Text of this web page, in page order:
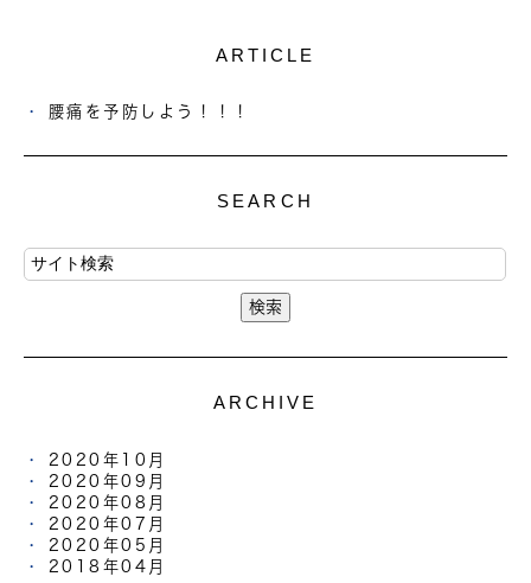
ARTICLE
腰痛を予防しよう！！！
SEARCH
ARCHIVE
2020年10月
2020年09月
2020年08月
2020年07月
2020年05月
2018年04月